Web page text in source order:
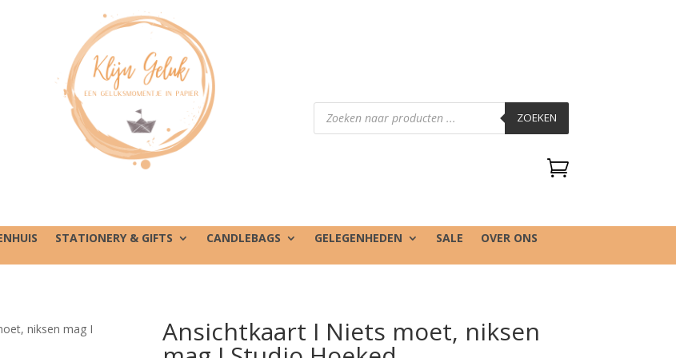
Producten
zoeken ZOEKEN

STATIONERY & GIFTS CANDLEBAGS GELEGENHEDEN SALE OVER ONS
niksen mag I
Ansichtkaart I Niets moet, niksen